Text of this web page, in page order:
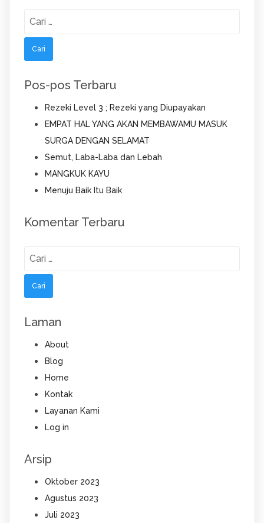
Cari
Pos-pos Terbaru
Rezeki Level 3 ; Rezeki yang Diupayakan
EMPAT HAL YANG AKAN MEMBAWAMU MASUK
SURGA DENGAN SELAMAT
Semut, Laba-Laba dan Lebah
MANGKUK KAYU
Menuju Baik Itu Baik
Komentar Terbaru
Cari
Laman
About
Blog
Home
Kontak
Layanan Kami
Log in
Arsip
Oktober 2023
Agustus 2023
Juli 2023